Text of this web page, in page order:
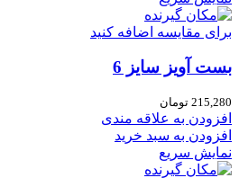
برای مقایسه اضافه کنید
بست آویز سایز 6
215,280 تومان
افزودن به علاقه مندی
افزودن به سبد خرید
نمایش سریع